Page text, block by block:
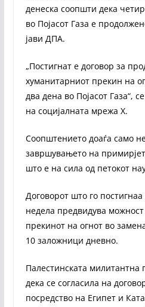
денеска соопшти дека
во Појасот Газа е
јави ДПА.
„Постигнат е договор за
хуманитарниот прекин на
два дена во Појасот Газа“,
на социјалната мрежа Х.
Соопштението доаѓа само
завршувањето на
што е на сила од петокот
Договорот што го
недела предвидува
прекинот на огнот во
10 заложници дневно.
Палестинската милитантна
дека се согласила на
посредство на Египет и